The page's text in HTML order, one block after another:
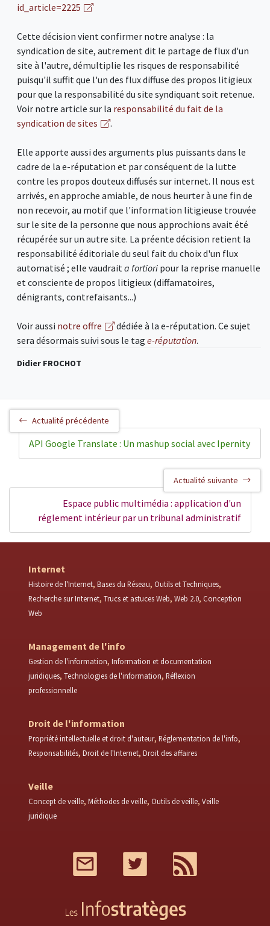
id_article=2225
Cette décision vient confirmer notre analyse : la
syndication de site, autrement dit le partage de flux d'un
site à l'autre, démultiplie les risques de responsabilité
puisqu'il suffit que l'un des flux diffuse des propos litigieux
pour que la responsabilité du site syndiquant soit retenue.
Voir notre article sur la responsabilité du fait de la
syndication de sites
.
Elle apporte aussi des arguments plus puissants dans le
cadre de la e-réputation et par conséquent de la lutte
contre les propos douteux diffusés sur internet. Il nous est
arrivés, en approche amiable, de nous heurter à une fin de
non recevoir, au motif que l'information litigieuse trouvée
sur le site de la personne que nous approchions avait été
récupérée sur un autre site. La préente décision retient la
responsabilité éditoriale du seul fait du choix d'un flux
automatisé ; elle vaudraita fortioripour la reprise manuelle
et consciente de propos litigieux (diffamatoires,
dénigrants, contrefaisants...)
Voir aussi notre offre
dédiée à la e-réputation. Ce sujet
sera désormais suivi sous le tag e-réputation.
Didier FROCHOT
Actualité précédente
API Google Translate : Un mashup social avec Ipernity
Actualité suivante
Espace public multimédia : application d'un
réglement intérieur par un tribunal administratif
Internet
Histoire de l'Internet Bases du Réseau Outils et Techniques
Recherche sur Internet Trucs et astuces Web Web 2.0 Conception
Web
Management de l'info
Gestion de l'information Information et documentation
juridiques Technologies de l'information Réflexion
professionnelle
Droit de l'information
Propriété intellectuelle et droit d'auteur Réglementation de l'info
Responsabilités Droit de l'Internet Droit des affaires
Veille
Concept de veille Méthodes de veille Outils de veille Veille
juridique
Twitter